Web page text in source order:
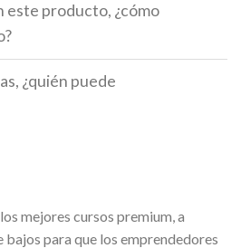
este producto, ¿cómo
¿quién puede
mejores cursos premium, a
para que los emprendedores